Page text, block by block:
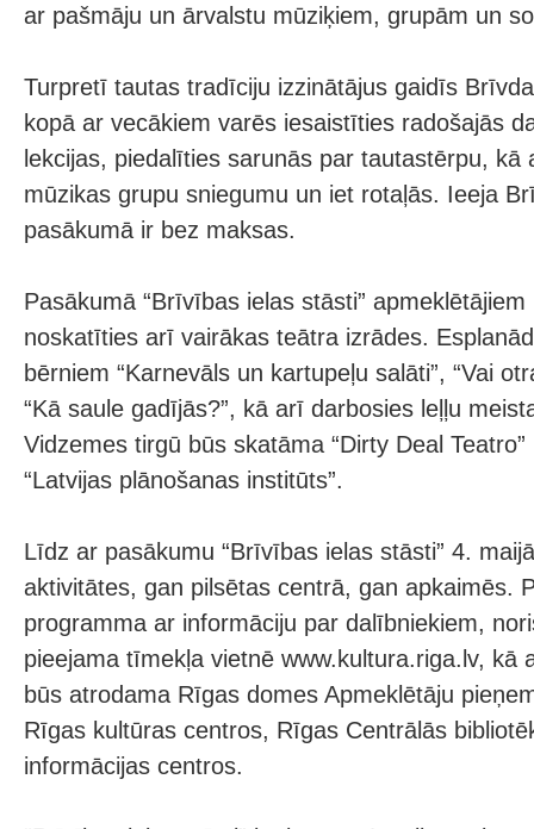
ar pašmāju un ārvalstu mūziķiem, grupām un
Turpretī tautas tradīciju izzinātājus gaidīs
kopā ar vecākiem varēs iesaistīties radošajās
lekcijas, piedalīties sarunās par tautastērpu,
mūzikas grupu sniegumu un iet rotaļās. Ieeja
pasākumā ir bez maksas.
Pasākumā “Brīvības ielas stāsti” apmeklētājiem
noskatīties arī vairākas teātra izrādes.
bērniem “Karnevāls un kartupeļu salāti”, “Vai
“Kā saule gadījās?”, kā arī darbosies leļļu
Vidzemes tirgū būs skatāma “Dirty Deal
“Latvijas plānošanas institūts”.
Līdz ar pasākumu “Brīvības ielas stāsti” 4.
aktivitātes, gan pilsētas centrā, gan apkaimēs.
programma ar informāciju par dalībniekiem,
pieejama tīmekļa vietnē www.kultura.riga.lv, kā
būs atrodama Rīgas domes Apmeklētāju
Rīgas kultūras centros, Rīgas Centrālās
informācijas centros.